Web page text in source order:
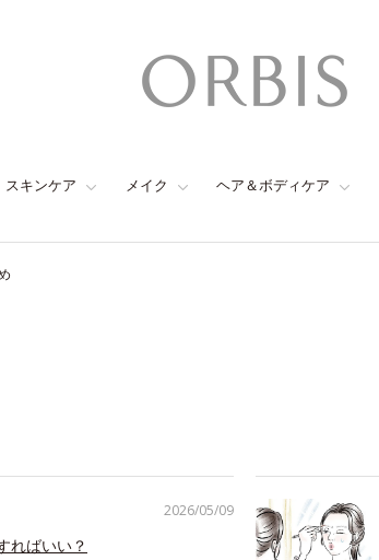
スキンケア メイク ヘア＆ボディケア
2026/05/09
ればいい？